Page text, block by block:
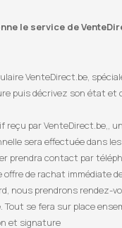
le service de
VenteDirect.be,
puis décrivez son état et
reçu par VenteDirect.be,,
sera effectuée dans
prendra contact par
offre de rachat immédiate
nous prendrons rendez-
Tout se fera sur place
et signature